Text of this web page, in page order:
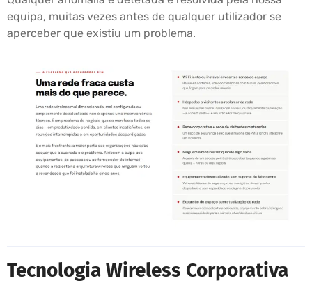
equipa, muitas vezes antes de qualquer utilizador se
aperceber que existiu um problema.
Tecnologia Wireless Corporativa